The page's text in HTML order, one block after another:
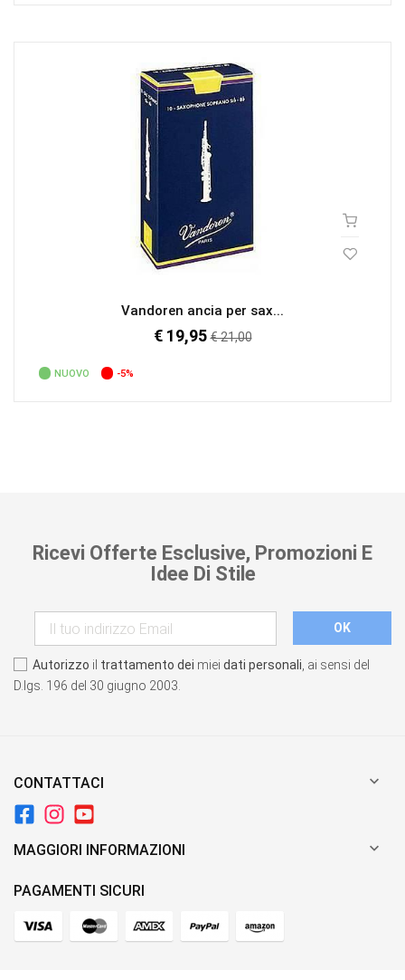
Vandoren ancia per sax...
€ 19,95Prezzo
€ 21,00
NUOVO -5%
Ricevi Offerte Esclusive, Promozioni E
Idee Di Stile
Autorizzo il trattamento dei miei dati personali , ai sensi del
D.lgs. 196 del 30 giugno 2003.
CONTATTACI 
MAGGIORI INFORMAZIONI 
PAGAMENTI SICURI